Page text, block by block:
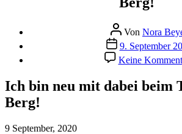
Beitragsautor
Von Nora
Beitragsdatum
9. September
Keine
Ich bin neu mit dabei beim
Berg!
9 September, 2020